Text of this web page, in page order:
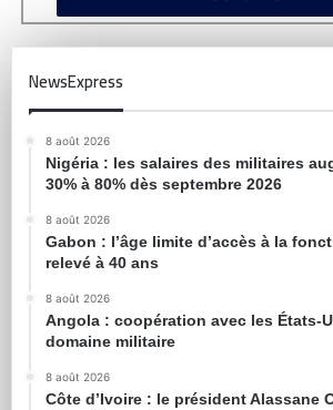
NewsExpress
8 août 2026
Nigéria : les salaires des militaires
30% à 80% dès septembre 2026
8 août 2026
Gabon : l’âge limite d’accès à la
relevé à 40 ans
8 août 2026
Angola : coopération avec les États-
domaine militaire
8 août 2026
Côte d’Ivoire : le président Alassane